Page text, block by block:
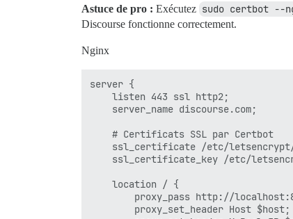
Astuce de pro : Exécutez sudo certbot --
Discourse fonctionne correctement.
Nginx
server {
    listen 443 ssl http2;
    server_name discourse.com;
    # Certificats SSL par Certbot
ssl_certificate /etc/
ssl_certificate_key /etc/
    location / {
proxy_pass http://
        proxy_set_header Host $host;